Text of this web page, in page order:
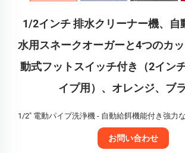
1/2インチ 排水クリーナー機、自
水用スネークオーガーと4つのカ
動式フットスイッチ付き（2イン
イプ用）、オレンジ、ブ
1/2" 電動パイプ洗浄機 - 自動給餌機能付き強力
お問い合わせ